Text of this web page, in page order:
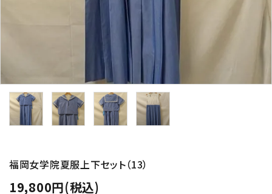
福岡女学院夏服上下セット（13）
19,800円(税込)